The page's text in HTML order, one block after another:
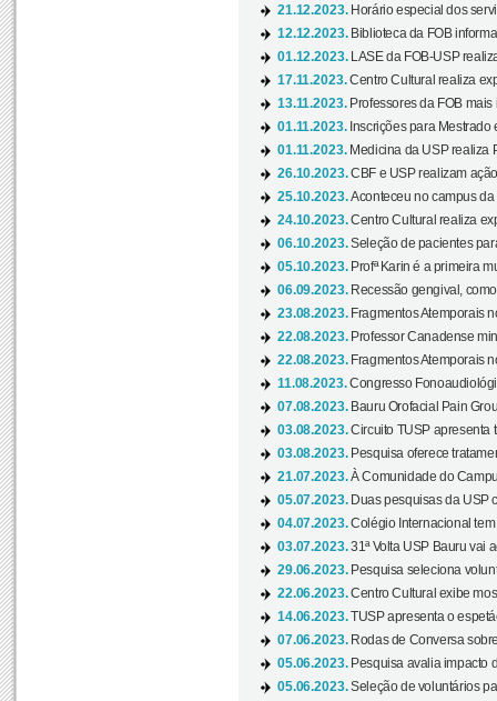
21.12.2023. Horário especial dos
12.12.2023. Biblioteca da FOB
01.12.2023.
LASE da FOB-USP
17.11.2023.Centro Cultural realiza
13.11.2023. Professores da FOB
01.11.2023. Inscrições para
01.11.2023. Medicina da USP realiza
26.10.2023.CBF e USP realizam
25.10.2023.Aconteceu no campus da
24.10.2023.Centro Cultural realiza
06.10.2023.Seleção de pacientes
05.10.2023. Profª Karin é a primeira
06.09.2023. Recessão gengival,
23.08.2023. Fragmentos Atemporais
22.08.2023. Professor Canadense
22.08.2023. Fragmentos Atemporais
11.08.2023.Congresso
07.08.2023. Bauru Orofacial Pain
03.08.2023.Circuito TUSP apresenta
03.08.2023. Pesquisa oferece
21.07.2023.À Comunidade do
05.07.2023. Duas pesquisas da USP
04.07.2023.Colégio Internacional
03.07.2023.31ª Volta USP Bauru vai
29.06.2023. Pesquisa seleciona
22.06.2023.Centro Cultural exibe
14.06.2023.TUSP apresenta o
07.06.2023. Rodas de Conversa
05.06.2023. Pesquisa avalia impacto
05.06.2023.Seleção de voluntários